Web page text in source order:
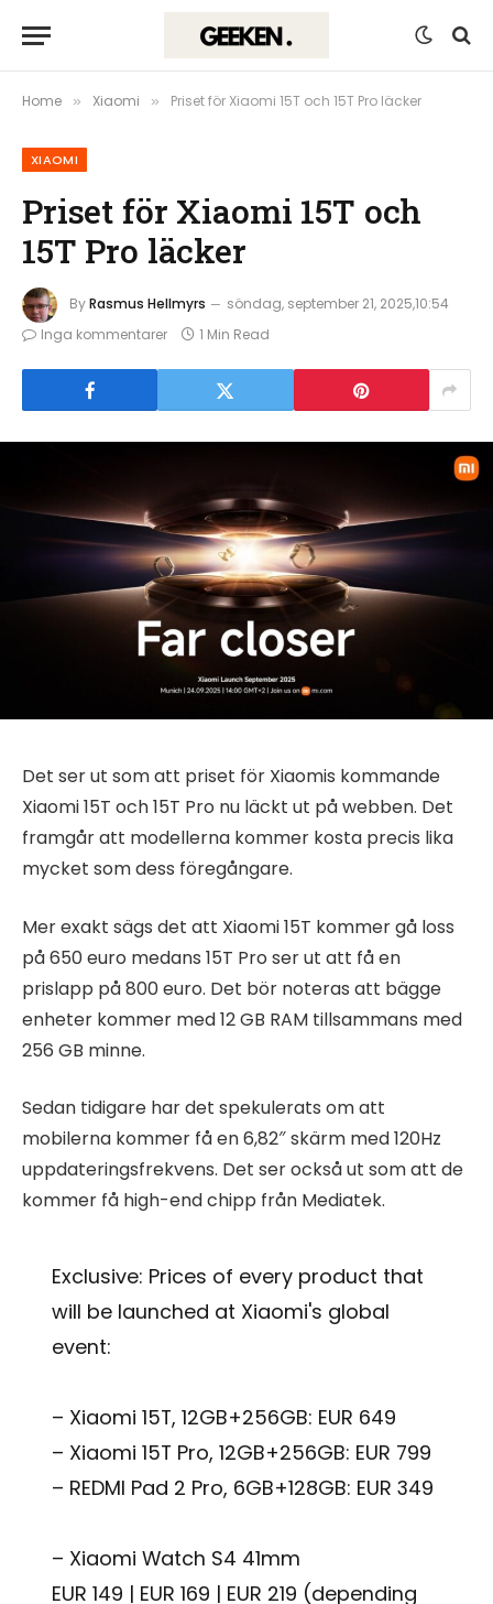
Home » Xiaomi » Priset för Xiaomi 15T och 15T Pro läcker
XIAOMI
Priset för Xiaomi 15T och
15T Pro läcker
ByRasmus Hellmyrs
söndag, september 21, 2025,10:54
Inga kommentarer
1 Min Read
Det ser ut som att priset för Xiaomis kommande
Xiaomi 15T och 15T Pro nu läckt ut på webben. Det
framgår att modellerna kommer kosta precis lika
mycket som dess föregångare.
Mer exakt sägs det att Xiaomi 15T kommer gå loss
på 650 euro medans 15T Pro ser ut att få en
prislapp på 800 euro. Det bör noteras att bägge
enheter kommer med 12 GB RAM tillsammans med
256 GB minne.
Sedan tidigare har det spekulerats om att
mobilerna kommer få en 6,82″ skärm med 120Hz
uppdateringsfrekvens. Det ser också ut som att de
kommer få high-end chipp från Mediatek.
Exclusive: Prices of every product that
will be launched at Xiaomi's global
event:
– Xiaomi 15T, 12GB+256GB: EUR 649
– Xiaomi 15T Pro, 12GB+256GB: EUR 799
– REDMI Pad 2 Pro, 6GB+128GB: EUR 349
– Xiaomi Watch S4 41mm
EUR 149 | EUR 169 | EUR 219 (depending